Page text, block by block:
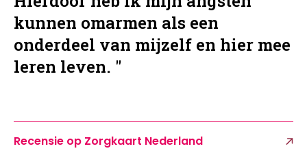
kunnen omarmen als een
onderdeel van mijzelf en hier mee
leren leven. "
Recensie op Zorgkaart Nederland